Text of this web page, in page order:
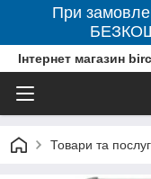
При
Інтернет магазин
Товари та